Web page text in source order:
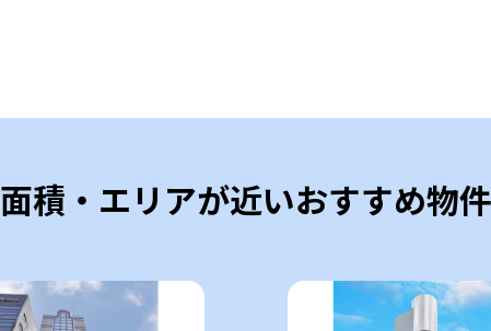
面積・エリアが近いおすすめ物件